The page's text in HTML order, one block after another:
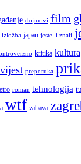
dojmovi film
izložba japan jeste li znali
kritika kultura
preporuka
roman tehnologija
wtf zabava